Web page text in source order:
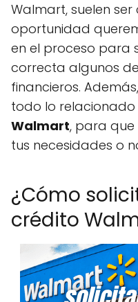
Walmart, suelen
oportunidad
en el proceso para
correcta algunos
financieros.
todo lo relacionado
Walmart, para que
tus necesidades o
¿Cómo
crédito